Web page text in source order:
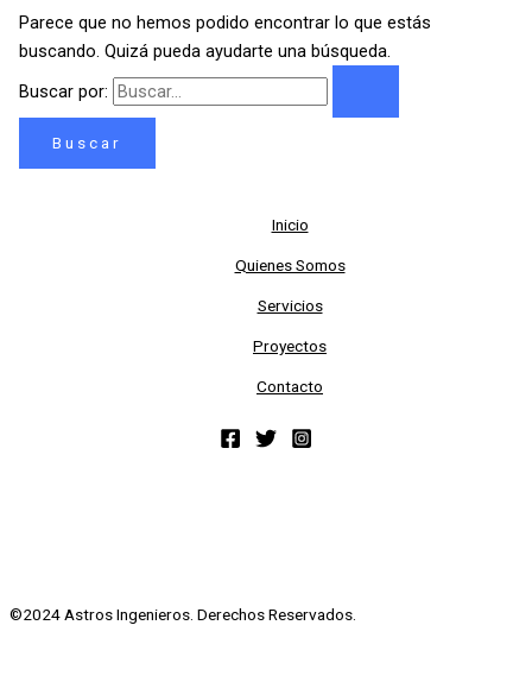
Parece que no hemos podido encontrar lo que estás
buscando. Quizá pueda ayudarte una búsqueda.
Buscar por:
Inicio
Quienes Somos
Servicios
Proyectos
Contacto
©2024 Astros Ingenieros. Derechos Reservados.